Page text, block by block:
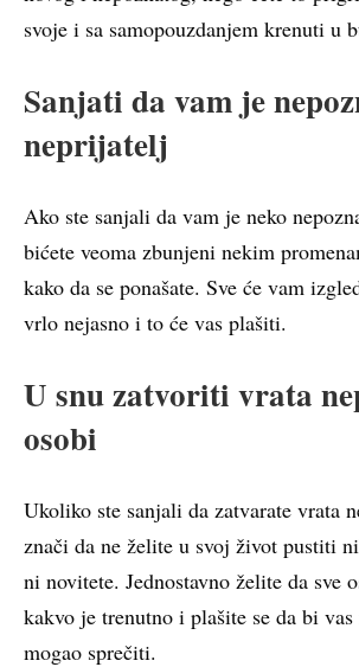
svoje i sa samopouzdanjem krenuti u
Sanjati da vam je
neprijatelj
Ako ste sanjali da vam je neko
bićete veoma zbunjeni nekim
kako da se ponašate. Sve će vam
vrlo nejasno i to će vas plašiti.
U snu zatvoriti vrata
osobi
Ukoliko ste sanjali da zatvarate vrata
znači da ne želite u svoj život pustiti
ni novitete. Jednostavno želite da sve
kakvo je trenutno i plašite se da bi
mogao sprečiti.